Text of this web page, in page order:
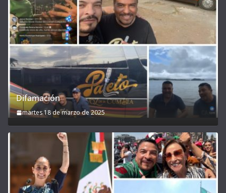
Difamación
martes 18 de marzo de 2025